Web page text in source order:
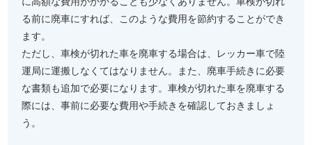
る前に廃車にすれば、このような費用を節約することができ
ます。
ただし、車検が切れた車を廃車する場合は、レッカー車で陸
運局に運搬しなくてはなりません。また、廃車手続きに必要
な書類も追加で必要になります。車検が切れた車を廃車する
際には、事前に必要な費用や手続きを確認しておきましょ
う。